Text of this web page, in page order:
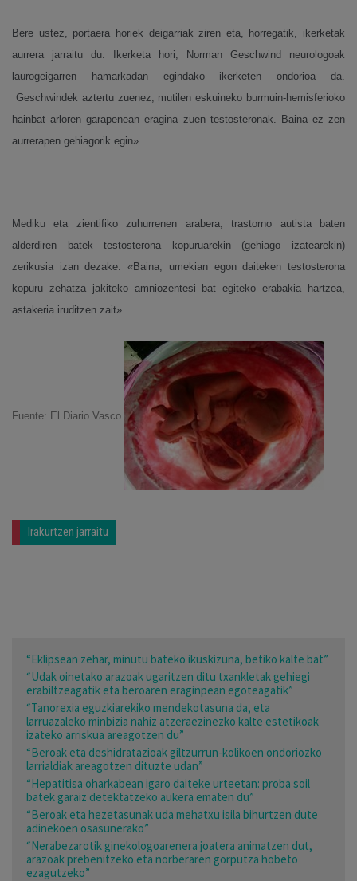
Bere ustez, portaera horiek deigarriak ziren eta, horregatik, ikerketak
aurrera jarraitu du. Ikerketa hori, Norman Geschwind neurologoak
laurogeigarren hamarkadan egindako ikerketen ondorioa da.
Geschwindek aztertu zuenez, mutilen eskuineko burmuin-hemisferioko
hainbat arloren garapenean eragina zuen testosteronak. Baina ez zen
aurrerapen gehiagorik egin».
Mediku eta zientifiko zuhurrenen arabera, trastorno autista baten
alderdiren batek testosterona kopuruarekin (gehiago izatearekin)
zerikusia izan dezake. «Baina, umekian egon daiteken testosterona
kopuru zehatza jakiteko amniozentesi bat egiteko erabakia hartzea,
astakeria iruditzen zait».
Fuente: El Diario Vasco
Irakurtzen jarraitu
“Eklipsean zehar, minutu bateko ikuskizuna, betiko kalte bat”
“Udak oinetako arazoak ugaritzen ditu txankletak gehiegi
erabiltzeagatik eta beroaren eraginpean egoteagatik”
“Tanorexia eguzkiarekiko mendekotasuna da, eta
larruazaleko minbizia nahiz atzeraezinezko kalte estetikoak
izateko arriskua areagotzen du”
“Beroak eta deshidratazioak giltzurrun-kolikoen ondoriozko
larrialdiak areagotzen dituzte udan”
“Hepatitisa oharkabean igaro daiteke urteetan: proba soil
batek garaiz detektatzeko aukera ematen du”
“Beroak eta hezetasunak uda mehatxu isila bihurtzen dute
adinekoen osasunerako”
“Nerabezarotik ginekologoarenera joatera animatzen dut,
arazoak prebenitzeko eta norberaren gorputza hobeto
ezagutzeko”